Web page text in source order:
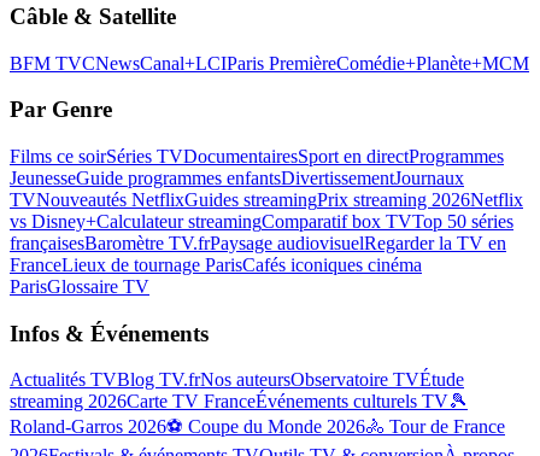
Câble & Satellite
BFM TVCNewsCanal+LCIParis PremièreComédie+Planète+MCM
Par Genre
Films ce soirSéries TVDocumentairesSport en directProgrammes
JeunesseGuide programmes enfantsDivertissementJournaux
TVNouveautés NetflixGuides streamingPrix streaming 2026Netflix
vs Disney+Calculateur streamingComparatif box TVTop 50 séries
françaisesBaromètre TV.frPaysage audiovisuelRegarder la TV en
FranceLieux de tournage ParisCafés iconiques cinéma
ParisGlossaire TV
Infos & Événements
Actualités TVBlog TV.frNos auteursObservatoire TVÉtude
streaming 2026Carte TV FranceÉvénements culturels TV🎾
Roland-Garros 2026⚽ Coupe du Monde 2026🚴 Tour de France